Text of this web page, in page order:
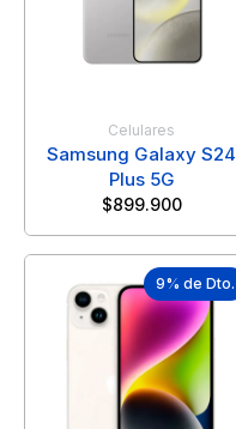
Celulares
Samsung Galaxy S24
Plus 5G
$899.900
9% de Dto.